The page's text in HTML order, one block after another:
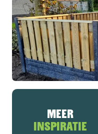
Meer
inspiratie